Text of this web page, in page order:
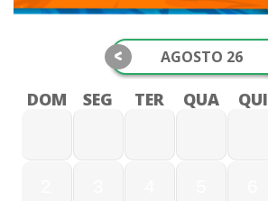
AGOSTO 26
<
DOM SEG TER QUA QUI